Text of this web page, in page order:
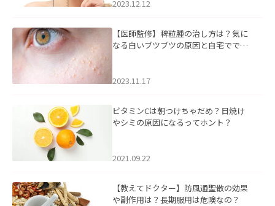
2023.12.12
【医師監修】稗粒腫の治し方は？気に
なる白いブツブツの原因と自宅ででき
2023.11.17
ビタミンCは朝つけちゃだめ？日焼け
やシミの原因になるってホント？
2021.09.22
【教えてドクター】防風通聖散の効果
や副作用は？長期服用は危険なの？